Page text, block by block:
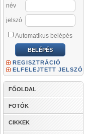
név
jelszó
Automatikus belépés
REGISZTRÁCIÓ
ELFELEJTETT JELSZÓ
FŐOLDAL
FOTÓK
CIKKEK